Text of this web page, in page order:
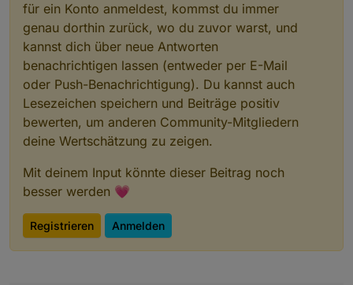
für ein Konto anmeldest, kommst du immer
genau dorthin zurück, wo du zuvor warst, und
kannst dich über neue Antworten
benachrichtigen lassen (entweder per E-Mail
oder Push-Benachrichtigung). Du kannst auch
Lesezeichen speichern und Beiträge positiv
bewerten, um anderen Community-Mitgliedern
deine Wertschätzung zu zeigen.
Mit deinem Input könnte dieser Beitrag noch
besser werden 💗
Registrieren Anmelden